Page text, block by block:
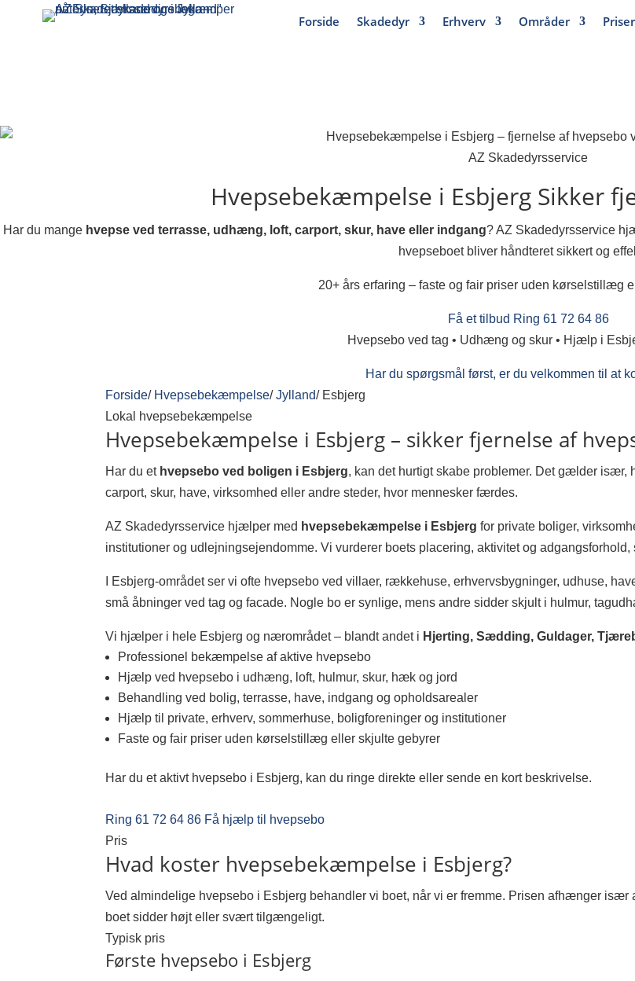
Forside Skadedyr Erhverv Områder Priser
AZ Skadedyrsservice
Hvepsebekæmpelse i Esbjerg Sikker
Har du mange hvepse ved terrasse, udhæng, loft, carport, skur, have eller indgang? AZ Skadedyrsservice
hvepseboet bliver håndteret sikkert og
20+ års erfaring – faste og fair priser uden kørselstillæg
Få et tilbud Ring 61 72 64 86
Hvepsebo ved tag • Udhæng og skur • Hjælp i
Har du spørgsmål først, er du velkommen til at
Forside/ Hvepsebekæmpelse/ Jylland/ Esbjerg
Lokal hvepsebekæmpelse
Hvepsebekæmpelse i Esbjerg – sikker fjernelse af
Har du et hvepsebo ved boligen i Esbjerg, kan det hurtigt skabe problemer. Det gælder
carport, skur, have, virksomhed eller andre steder, hvor mennesker færdes.
AZ Skadedyrsservice hjælper med hvepsebekæmpelse i Esbjerg for private boliger,
institutioner og udlejningsejendomme. Vi vurderer boets placering, aktivitet og
I Esbjerg-området ser vi ofte hvepsebo ved villaer, rækkehuse, erhvervsbygninger, udhuse,
små åbninger ved tag og facade. Nogle bo er synlige, mens andre sidder skjult i hulmur,
Vi hjælper i hele Esbjerg og nærområdet – blandt andet i Hjerting, Sædding, Guldager,
Professionel bekæmpelse af aktive hvepsebo
Hjælp ved hvepsebo i udhæng, loft, hulmur, skur, hæk og jord
Behandling ved bolig, terrasse, have, indgang og opholdsarealer
Hjælp til private, erhverv, sommerhuse, boligforeninger og institutioner
Faste og fair priser uden kørselstillæg eller skjulte gebyrer
Har du et aktivt hvepsebo i Esbjerg, kan du ringe direkte eller sende en kort beskrivelse.
Ring 61 72 64 86 Få hjælp til hvepsebo
Pris
Hvad koster hvepsebekæmpelse i Esbjerg?
Ved almindelige hvepsebo i Esbjerg behandler vi boet, når vi er fremme. Prisen afhænger især
boet sidder højt eller svært tilgængeligt.
Typisk pris
Første hvepsebo i Esbjerg